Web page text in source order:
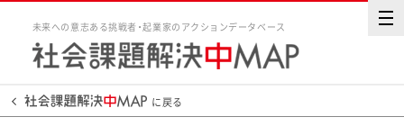
未来への意志ある挑戦者・起業家のアクションデータベース
に戻る